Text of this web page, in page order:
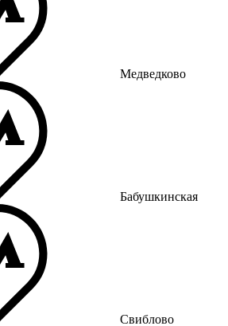
Медведково
Бабушкинская
Свиблово